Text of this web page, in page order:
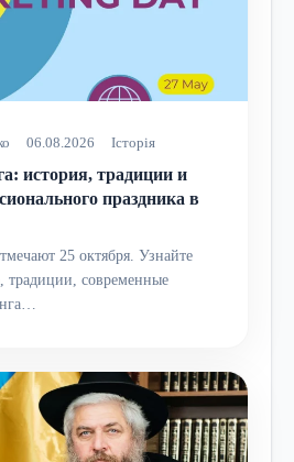
06.08.2026 Історія
история, традиции и
праздника в
25 октября. Узнайте
традиции, современные